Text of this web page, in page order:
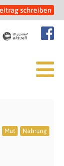
schreiben
Mut
Nahrung